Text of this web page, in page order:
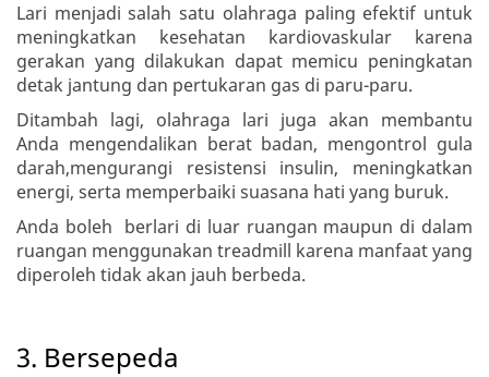
Lari menjadi salah satu olahraga paling efektif untuk
meningkatkan kesehatan kardiovaskular karena
gerakan yang dilakukan dapat memicu peningkatan
detak jantung dan pertukaran gas di paru-paru.
Ditambah lagi, olahraga lari juga akan membantu
Anda mengendalikan berat badan, mengontrol gula
darah,mengurangi resistensi insulin, meningkatkan
energi, serta memperbaiki suasana hati yang buruk.
Anda boleh berlari di luar ruangan maupun di dalam
ruangan menggunakan treadmill karena manfaat yang
diperoleh tidak akan jauh berbeda.
3. Bersepeda